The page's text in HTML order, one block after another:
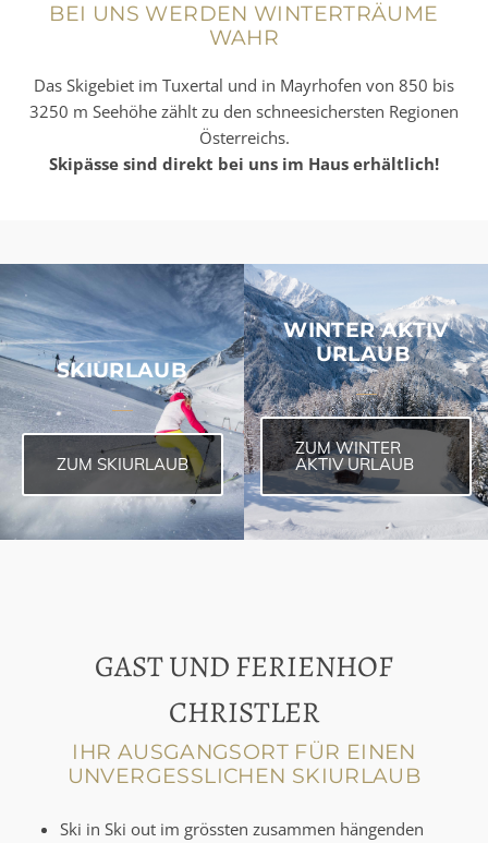
BEI UNS WERDEN WINTERTRÄUME
WAHR
Das Skigebiet im Tuxertal und in Mayrhofen von 850 bis
3250 m Seehöhe zählt zu den schneesichersten Regionen
Österreichs.
Skipässe sind direkt bei uns im Haus erhältlich!
SKIURLAUB
ZUM SKIURLAUB
WINTER AKTIV
URLAUB
ZUM WINTER
AKTIV URLAUB
GAST UND FERIENHOF
CHRISTLER
IHR AUSGANGSORT FÜR EINEN
UNVERGESSLICHEN SKIURLAUB
Ski in Ski out im grössten zusammen hängenden